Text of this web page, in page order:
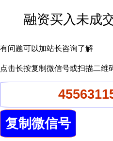
融资买入未成
有问题可以加站长咨询了解
点击长按复制微信号或扫描二维